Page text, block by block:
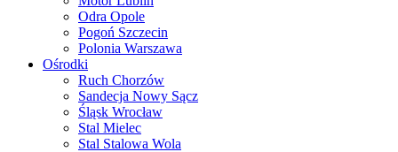
Odra Opole
Pogoń Szczecin
Polonia Warszawa
Ośrodki
Ruch Chorzów
Sandecja Nowy Sącz
Śląsk Wrocław
Stal Mielec
Stal Stalowa Wola